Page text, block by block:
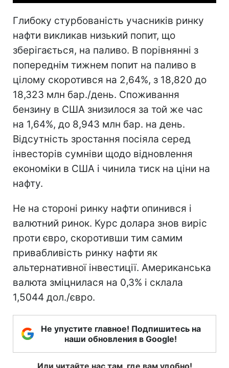
Глибоку стурбованість учасників ринку
нафти викликав низький попит, що
зберігається, на паливо. В порівнянні з
попереднім тижнем попит на паливо в
цілому скоротився на 2,64%, з 18,820 до
18,323 млн бар./день. Споживання
бензину в США знизилося за той же час
на 1,64%, до 8,943 млн бар. на день.
Відсутність зростання посіяла серед
інвесторів сумніви щодо відновлення
економіки в США і чинила тиск на ціни на
нафту.
Не на стороні ринку нафти опинився і
валютний ринок. Курс долара знов виріс
проти євро, скоротивши тим самим
привабливість ринку нафти як
альтернативної інвестиції. Американська
валюта зміцнилася на 0,3% і склала
1,5044 дол./євро.
Не упустите главное! Подпишитесь на
наши обновления в Google!
Или читайте нас там, где вам удобно!